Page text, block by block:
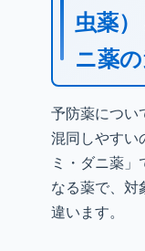
虫薬
ニ薬
予防薬につい
混同しやすい
ミ・ダニ薬
なる薬で、対
違います。